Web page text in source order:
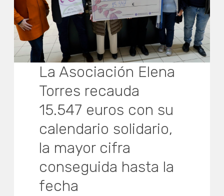
La Asociación Elena
Torres recauda
15.547 euros con su
calendario solidario,
la mayor cifra
conseguida hasta la
fecha